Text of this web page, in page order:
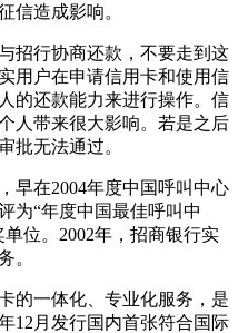
信造成影响。
招行协商还款，不要走到这
用户在申请信用卡和使用信
的还款能力来进行操作。信
人带来很大影响。若是之后
批无法通过。
早在2004年度中国呼叫中心
为“年度中国最佳呼叫中
位。2002年，招商银行实
。
的一体化、专业化服务，是
12月发行国内首张符合国际